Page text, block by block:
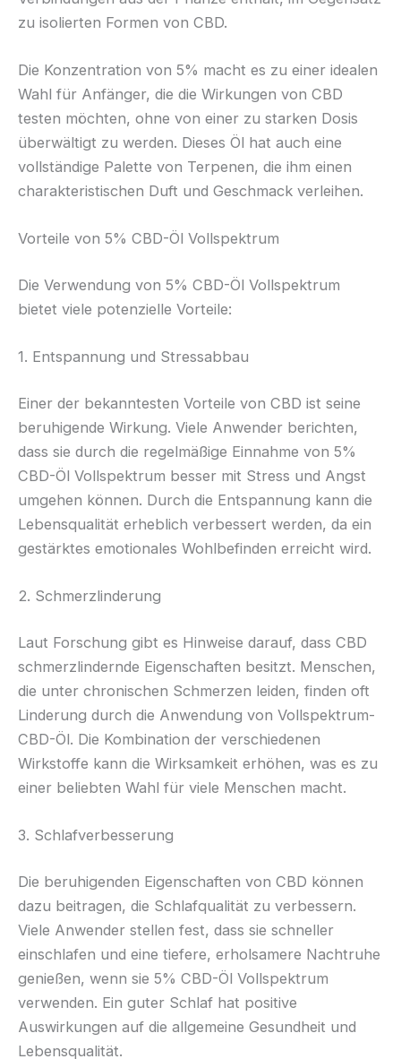
zu isolierten Formen von CBD.
Die Konzentration von 5% macht es zu einer idealen
Wahl für Anfänger, die die Wirkungen von CBD
testen möchten, ohne von einer zu starken Dosis
überwältigt zu werden. Dieses Öl hat auch eine
vollständige Palette von Terpenen, die ihm einen
charakteristischen Duft und Geschmack verleihen.
Vorteile von 5% CBD-Öl Vollspektrum
Die Verwendung von 5% CBD-Öl Vollspektrum
bietet viele potenzielle Vorteile:
1. Entspannung und Stressabbau
Einer der bekanntesten Vorteile von CBD ist seine
beruhigende Wirkung. Viele Anwender berichten,
dass sie durch die regelmäßige Einnahme von 5%
CBD-Öl Vollspektrum besser mit Stress und Angst
umgehen können. Durch die Entspannung kann die
Lebensqualität erheblich verbessert werden, da ein
gestärktes emotionales Wohlbefinden erreicht wird.
2. Schmerzlinderung
Laut Forschung gibt es Hinweise darauf, dass CBD
schmerzlindernde Eigenschaften besitzt. Menschen,
die unter chronischen Schmerzen leiden, finden oft
Linderung durch die Anwendung von Vollspektrum-
CBD-Öl. Die Kombination der verschiedenen
Wirkstoffe kann die Wirksamkeit erhöhen, was es zu
einer beliebten Wahl für viele Menschen macht.
3. Schlafverbesserung
Die beruhigenden Eigenschaften von CBD können
dazu beitragen, die Schlafqualität zu verbessern.
Viele Anwender stellen fest, dass sie schneller
einschlafen und eine tiefere, erholsamere Nachtruhe
genießen, wenn sie 5% CBD-Öl Vollspektrum
verwenden. Ein guter Schlaf hat positive
Auswirkungen auf die allgemeine Gesundheit und
Lebensqualität.